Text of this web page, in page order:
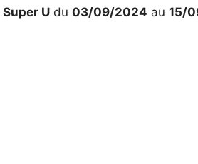
Super U du 03/09/2024 au 15/